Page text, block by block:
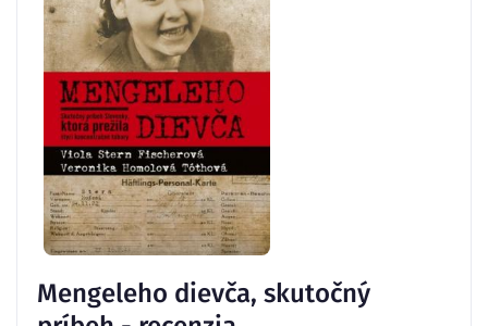
Mengeleho dievča, skutočný